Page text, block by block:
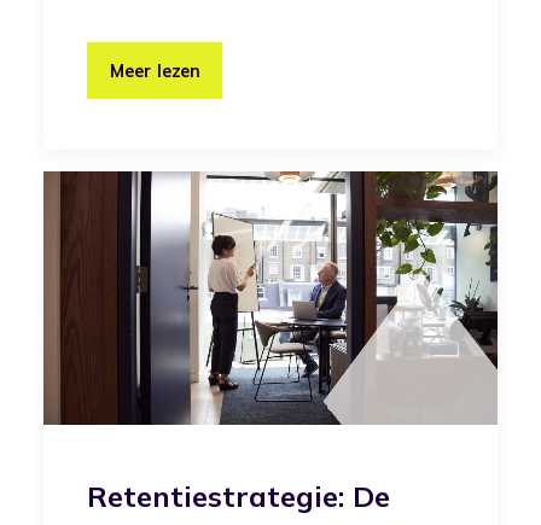
Meer lezen
Retentiestrategie: De